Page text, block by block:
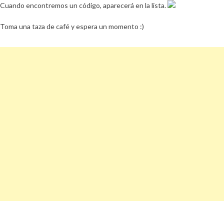
Cuando encontremos un código, aparecerá en la lista.
Toma una taza de café y espera un momento :)